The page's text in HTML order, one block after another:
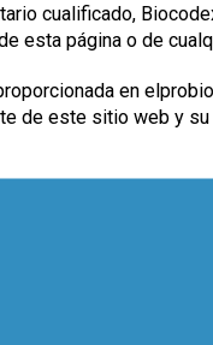
cualificado,
esta página o de
en
de este sitio web y su